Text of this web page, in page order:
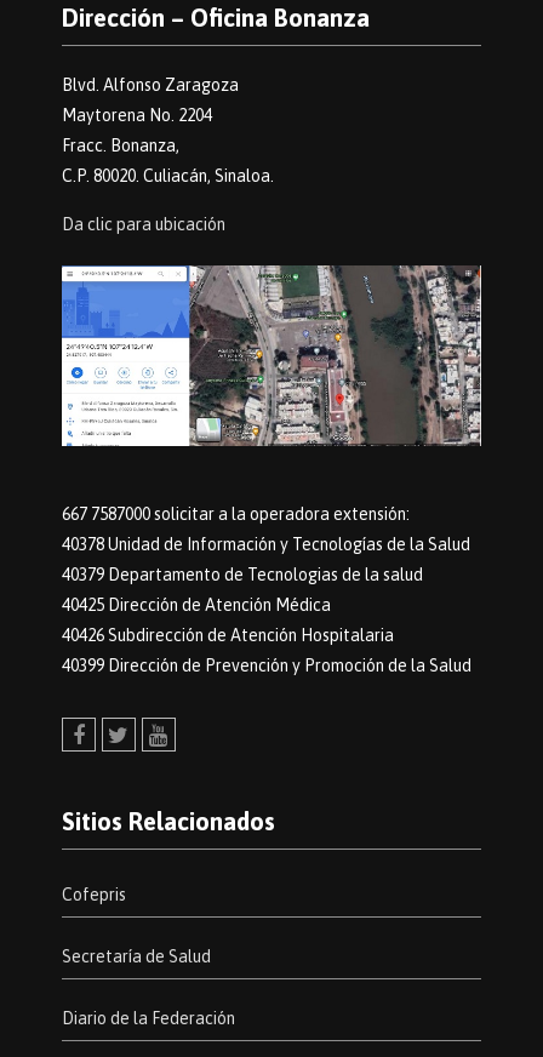
Dirección – Oficina Bonanza
Blvd. Alfonso Zaragoza
Maytorena No. 2204
Fracc. Bonanza,
C.P. 80020. Culiacán, Sinaloa.
Da clic para ubicación
667 7587000 solicitar a la operadora extensión:
40378 Unidad de Información y Tecnologías de la Salud
40379 Departamento de Tecnologias de la salud
40425 Dirección de Atención Médica
40426 Subdirección de Atención Hospitalaria
40399 Dirección de Prevención y Promoción de la Salud
Sitios Relacionados
Cofepris
Secretaría de Salud
Diario de la Federación